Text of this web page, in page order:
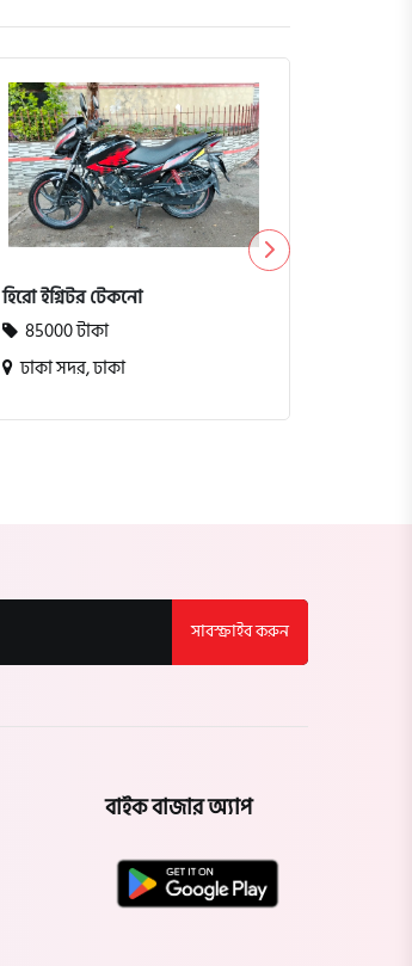
হিরো ইগ্নিটর টেকনো
85000 টাকা
ঢাকা সদর, ঢাকা
সাবস্ক্রাইব করুন
বাইক বাজার অ্যাপ